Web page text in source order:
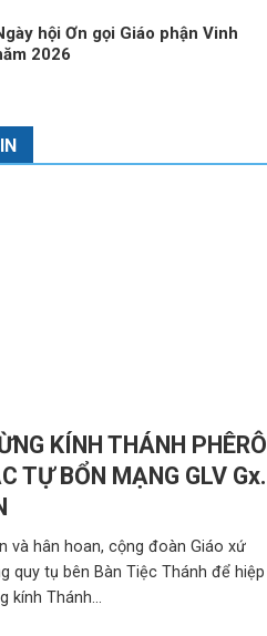
hội Ơn gọi Giáo phận Vinh
2026
KÍNH THÁNH PHÊRÔ
TỰ BỔN MẠNG GLV Gx.
và hân hoan, cộng đoàn Giáo xứ
quy tụ bên Bàn Tiệc Thánh để hiệp
kính Thánh...